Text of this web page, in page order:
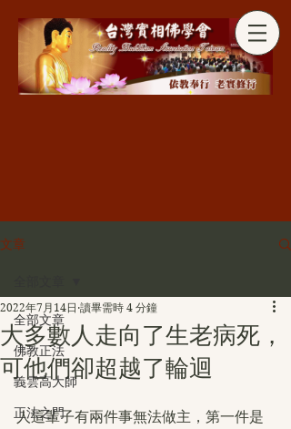
分享
文章
全部文章
佛教正法
義雲高大師
正法之門
大多數人走向了生老病死，
可他們卻超越了輪迴
2022年7月14日 讀畢需時 4 分鐘
人這輩子有兩件事無法做主，第一件是